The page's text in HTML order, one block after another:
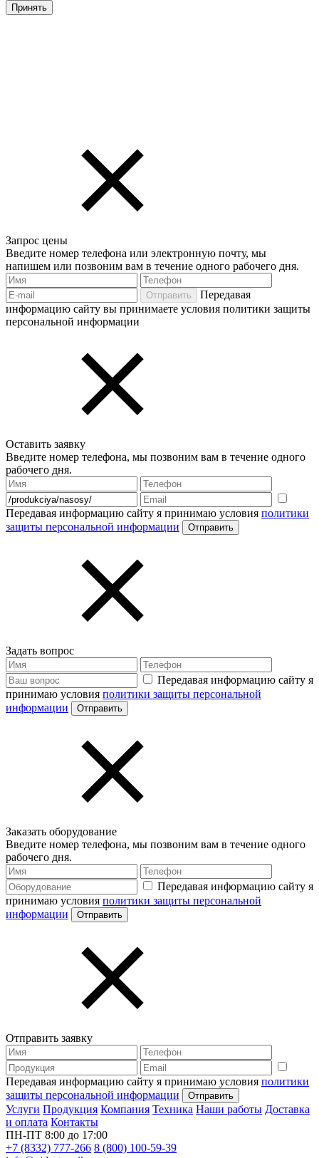
Принять
Запрос цены
Введите номер телефона или электронную почту, мы
напишем или позвоним вам в течение одного рабочего дня.
Отправить
Передавая
информацию сайту вы принимаете условия политики защиты
персональной информации
Оставить заявку
Введите номер телефона, мы позвоним вам в течение одного
рабочего дня.
Передавая информацию сайту я принимаю условия политики
защиты персональной информации
Задать вопрос
Передавая информацию сайту я
принимаю условия политики защиты персональной
информации
Заказать оборудование
Введите номер телефона, мы позвоним вам в течение одного
рабочего дня.
Передавая информацию сайту я
принимаю условия политики защиты персональной
информации
Отправить заявку
Передавая информацию сайту я принимаю условия политики
защиты персональной информации
Услуги Продукция Компания Техника Наши работы Доставка
и оплата Контакты
ПН-ПТ 8:00 до 17:00
+7 (8332) 777-266 8 (800) 100-59-39